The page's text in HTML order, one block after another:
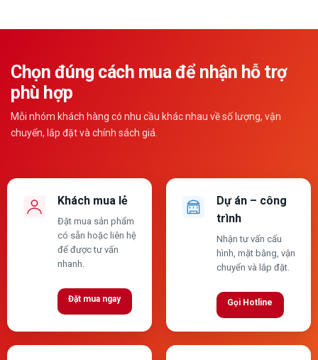
Chọn đúng cách mua để nhận hỗ trợ
phù hợp
Mỗi nhóm khách hàng có nhu cầu khác nhau về số lượng, vận
chuyển, lắp đặt và chính sách giá.
Khách mua lẻ
Đặt mua sản phẩm
có sẵn hoặc liên hệ
để được tư vấn
nhanh.
Đặt mua ngay
Dự án – công
trình
Nhận tư vấn cấu
hình, mặt bằng, vận
chuyển và lắp đặt.
Gọi Hotline